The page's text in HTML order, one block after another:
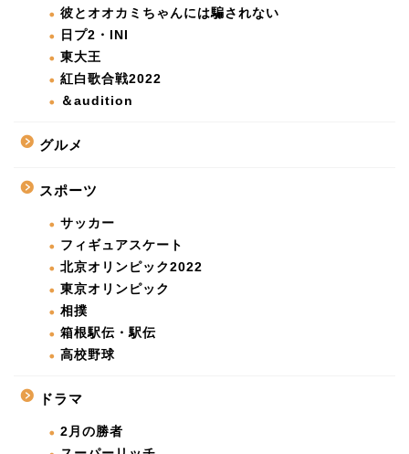
彼とオオカミちゃんには騙されない
日プ2・INI
東大王
紅白歌合戦2022
＆audition
グルメ
スポーツ
サッカー
フィギュアスケート
北京オリンピック2022
東京オリンピック
相撲
箱根駅伝・駅伝
高校野球
ドラマ
2月の勝者